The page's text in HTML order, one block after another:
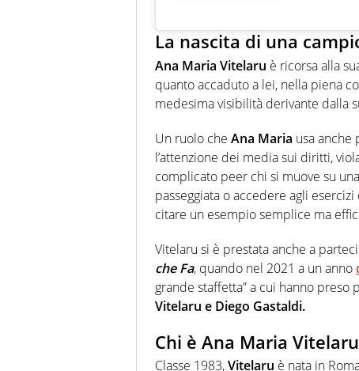
La nascita di una
Ana Maria Vitelaru è ricorsa alla
quanto accaduto a lei, nella piena
medesima visibilità derivante dalla
Un ruolo che Ana Maria usa anche
l’attenzione dei media sui diritti,
complicato peer chi si muove su
passeggiata o accedere agli
citare un esempio semplice ma
Vitelaru si è prestata anche a
che Fa, quando nel 2021 a un anno
grande staffetta” a cui hanno
Vitelaru e Diego Gastaldi.
Chi è Ana Maria Vitelaru
Classe 1983,Vitelaru è nata in